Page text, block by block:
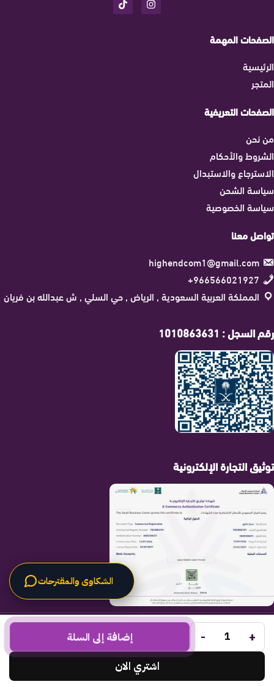
الصفحات المهمة
الرئيسية
المتجر
الصفحات التعريفية
من نحن
الشروط والأحكام
الاسترجاع والاستبدال
سياسة الشحن
سياسة الخصوصية
تواصل معنا
highendcom1@gmail.com
966566021927+
المملكة العربية السعودية , الرياض , حي السلي , ش عبدالله بن فريان
رقم السجل : 1010863631
توثيق التجارة الإلكترونية
جميع الحقوق محفوظة لـالحلول الراقية© 2025.
تم التطوير بواسطةCode Times
. +
- إضافة إلى السلة
اشتري الان
الشكاوى والمقترحات